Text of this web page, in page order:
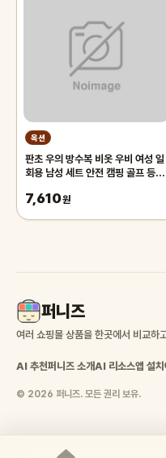
옥션
판초 우의 방수복 비옷 우비 여성 일
회용 남성 세트 안전 캠핑 골프 등산
7,610원
퍼니즈
여러 쇼핑몰 상품을 한곳에서 비교하
AI 추천퍼니즈 소개AI 리소스앱 설치
© 2026 퍼니즈. 모든 권리 보유.